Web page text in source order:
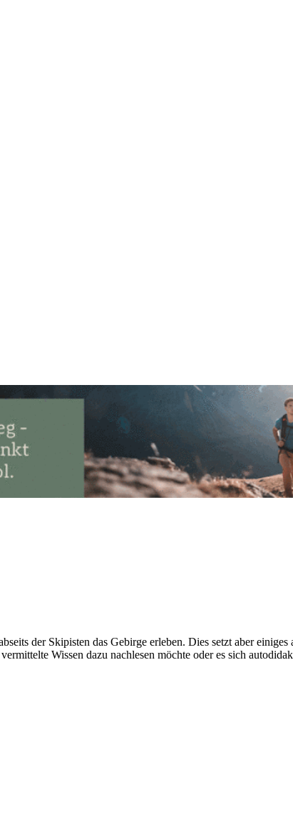
der Skipisten das Gebirge erleben. Dies setzt aber
Wissen dazu nachlesen möchte oder es sich